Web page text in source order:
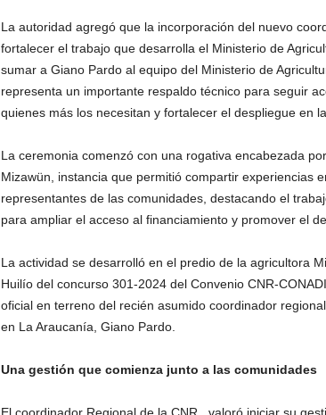
La autoridad agregó que la incorporación del nuevo
fortalecer el trabajo que desarrolla el Ministerio de
sumar a Giano Pardo al equipo del Ministerio de
representa un importante respaldo técnico para seguir
quienes más los necesitan y fortalecer el despliegue en
La ceremonia comenzó con una rogativa encabezada
Mizawün, instancia que permitió compartir experiencias
representantes de las comunidades, destacando el
para ampliar el acceso al financiamiento y promover el
La actividad se desarrolló en el predio de la agricultora
Huilío del concurso 301-2024 del Convenio CNR-
oficial en terreno del recién asumido coordinador
en La Araucanía, Giano Pardo.
Una gestión que comienza junto a las comunidades